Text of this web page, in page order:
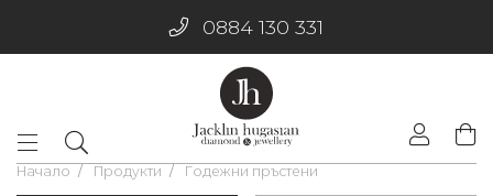
0884 130 331
Начало Продукти Годежни пръстени